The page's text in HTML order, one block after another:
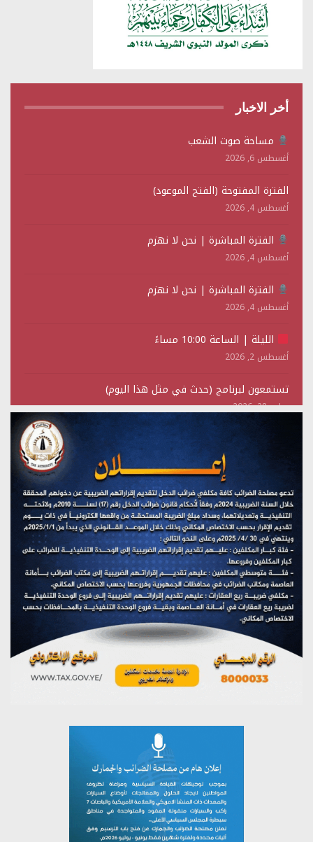
أخر الاخبار
مساحة صوت الشعب
أغسطس 6, 2026
الفترة المفتوحة (الفتح الموعود)
أغسطس 4, 2026
الفترة المباشرة | نحن لا نهزم
أغسطس 4, 2026
الفترة المباشرة | نحن لا نهزم
أغسطس 4, 2026
الليلة | الساعة 10:00 مساءً
أغسطس 2, 2026
تستمعون لبرنامج (حدث في مثل هذا اليوم)
يوليو 28, 2026
(نحن لا نهزم) بث مباشر
تستمعون لبرنامج (هندسة الوهم)
يوليو 28, 2026
مؤتمر صحفي لمركز عين الإنسانية حول جرائم تحالف العدوان
على اليمن
يوليو 27, 2026
تستمعون لبرنامج (مع السيد القائد)
يوليو 26, 2026